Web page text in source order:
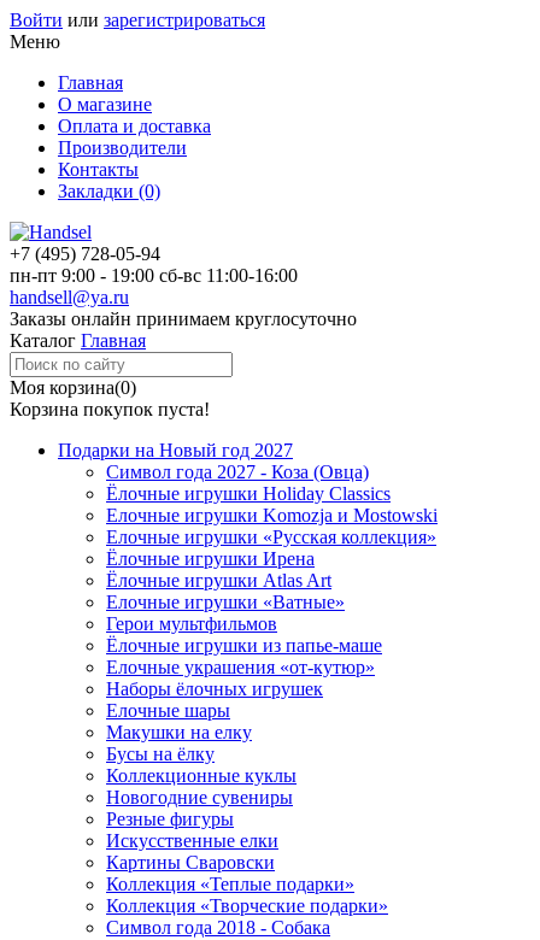
Войти или зарегистрироваться
Меню
Главная
О магазине
Оплата и доставка
Производители
Контакты
Закладки (0)
+7 (495) 728-05-94
пн-пт 9:00 - 19:00 сб-вс 11:00-16:00
handsell@ya.ru
Заказы онлайн принимаем круглосуточно
Каталог Главная
Моя корзина(0)
Корзина покупок пуста!
Подарки на Новый год 2027
Символ года 2027 - Коза (Овца)
Ёлочные игрушки Holiday Classics
Елочные игрушки Komozja и Mostowski
Елочные игрушки «Русская коллекция»
Ёлочные игрушки Ирена
Ёлочные игрушки Atlas Art
Елочные игрушки «Ватные»
Герои мультфильмов
Ёлочные игрушки из папье-маше
Елочные украшения «от-кутюр»
Наборы ёлочных игрушек
Елочные шары
Макушки на елку
Бусы на ёлку
Коллекционные куклы
Новогодние сувениры
Резные фигуры
Искусственные елки
Картины Сваровски
Коллекция «Теплые подарки»
Коллекция «Творческие подарки»
Символ года 2018 - Собака